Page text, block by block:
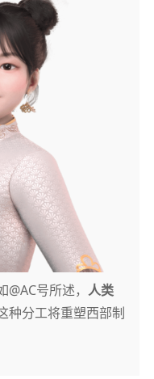
号所述， 人类
种分工将重塑西部制